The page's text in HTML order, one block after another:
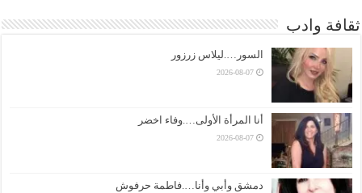
ثقافة وادب
السور….ليلاس زرزور
2026-08-07
أنا المرأة الأولى….وفاء اخضر
2026-08-07
دمشق وأبي وأنا….فاطمة حرفوش